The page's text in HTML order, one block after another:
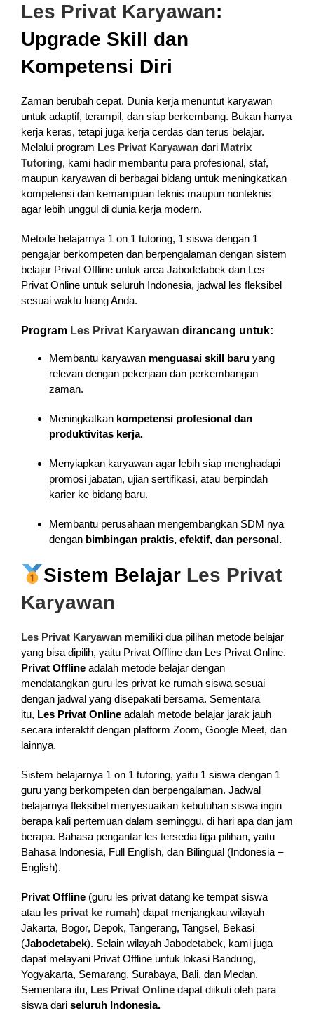
Les Privat Karyawan:
Upgrade Skill dan
Kompetensi Diri
Zaman berubah cepat. Dunia kerja menuntut karyawan
untuk adaptif, terampil, dan siap berkembang. Bukan hanya
kerja keras, tetapi juga kerja cerdas dan terus belajar.
Melalui program Les Privat Karyawandari Matrix
Tutoring, kami hadir membantu para profesional, staf,
maupun karyawan di berbagai bidang untuk meningkatkan
kompetensi dan kemampuan teknis maupun nonteknis
agar lebih unggul di dunia kerja modern.
Metode belajarnya 1 on 1 tutoring, 1 siswa dengan 1
pengajar berkompeten dan berpengalaman dengan sistem
belajar Privat Offline untuk area Jabodetabek dan Les
Privat Online untuk seluruh Indonesia, jadwal les fleksibel
sesuai waktu luang Anda.
Program Les Privat Karyawan dirancang untuk:
Membantu karyawan menguasai skill baruyang
relevan dengan pekerjaan dan perkembangan
zaman.
Meningkatkan kompetensi profesional dan
produktivitas kerja.
Menyiapkan karyawan agar lebih siap menghadapi
promosi jabatan, ujian sertifikasi, atau berpindah
karier ke bidang baru.
Membantu perusahaan mengembangkan SDM nya
dengan bimbingan praktis, efektif, dan personal.
Sistem Belajar Les Privat
Karyawan
Les Privat Karyawanmemiliki dua pilihan metode belajar
yang bisa dipilih, yaitu Privat Offline dan Les Privat Online.
Privat Offlineadalah metode belajar dengan
mendatangkan guru les privat ke rumah siswa sesuai
dengan jadwal yang disepakati bersama. Sementara
itu, Les Privat Onlineadalah metode belajar jarak jauh
secara interaktif dengan platform Zoom, Google Meet, dan
lainnya.
Sistem belajarnya 1 on 1 tutoring, yaitu 1 siswa dengan 1
guru yang berkompeten dan berpengalaman. Jadwal
belajarnya fleksibel menyesuaikan kebutuhan siswa ingin
berapa kali pertemuan dalam seminggu, di hari apa dan jam
berapa. Bahasa pengantar les tersedia tiga pilihan, yaitu
Bahasa Indonesia, Full English, dan Bilingual (Indonesia –
English).
Privat Offline(guru les privat datang ke tempat siswa
ataules privat ke rumah) dapat menjangkau wilayah
Jakarta, Bogor, Depok, Tangerang, Tangsel, Bekasi
(Jabodetabek). Selain wilayah Jabodetabek, kami juga
dapat melayani Privat Offline untuk lokasi Bandung,
Yogyakarta, Semarang, Surabaya, Bali, dan Medan.
Sementara itu, Les Privat Onlinedapat diikuti oleh para
siswa dari seluruh Indonesia.